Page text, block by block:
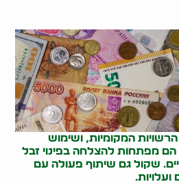
המקומיות, ושימוש
הם מפתחות להצלחה בפינוי זבל
שקול גם שיתוף פעולה עם